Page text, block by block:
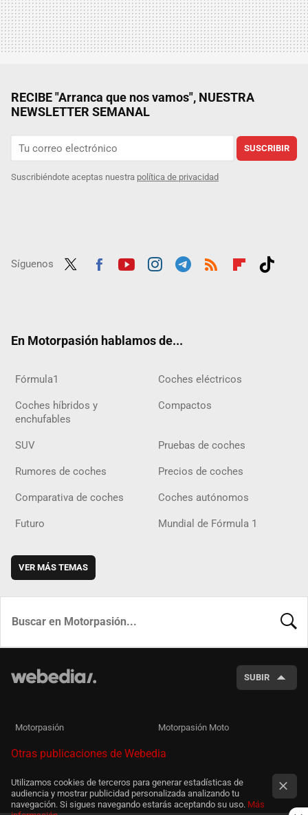
RECIBE "Arranca que nos vamos", NUESTRA
NEWSLETTER SEMANAL
SUSCRIBIR
Suscribiéndote aceptas nuestra política de privacidad
Síguenos
En Motorpasión hablamos de...
Fórmula1 Coches eléctricos
Coches híbridos y
enchufables
Compactos
SUV Pruebas de coches
Rumores de coches Precios de coches
Comparativa de coches Coches autónomos
Futuro Mundial de Fórmula 1
VER MÁS TEMAS
SUBIR
Motorpasión Motorpasión Moto
Otras publicaciones de Webedia
Utilizamos cookies de terceros para generar estadísticas de
audiencia y mostrar publicidad personalizada analizando tu
navegación. Si sigues navegando estarás aceptando su uso. Más